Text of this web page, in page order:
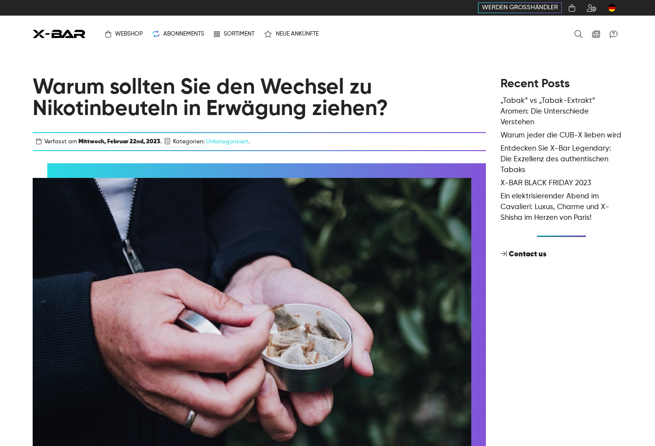
WERDEN GROSSHÄNDLER
WEBSHOP ABONNEMENTS SORTIMENT NEUE ANKÜNFTE
Warum sollten Sie den Wechsel zu
Nikotinbeuteln in Erwägung ziehen?
Verfasst am Mittwoch, Februar 22nd, 2023. Kategorien:Unkategorisiert.
Recent Posts
„Tabak“ vs „Tabak-Extrakt“
Aromen: Die Unterschiede
Verstehen
Warum jeder die CUB-X lieben wird
Entdecken Sie X-Bar Legendary:
Die Exzellenz des authentischen
Tabaks
X-BAR BLACK FRIDAY 2023
Ein elektrisierender Abend im
Cavalieri: Luxus, Charme und X-
Shisha im Herzen von Paris!
Contact us